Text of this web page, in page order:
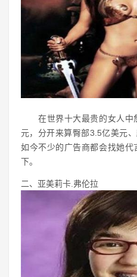
在世界十大最贵的女人中
元，分开来算臀部3.5亿美元、
如今不少的广告商都会找她
下。
二、亚美莉卡.弗伦拉